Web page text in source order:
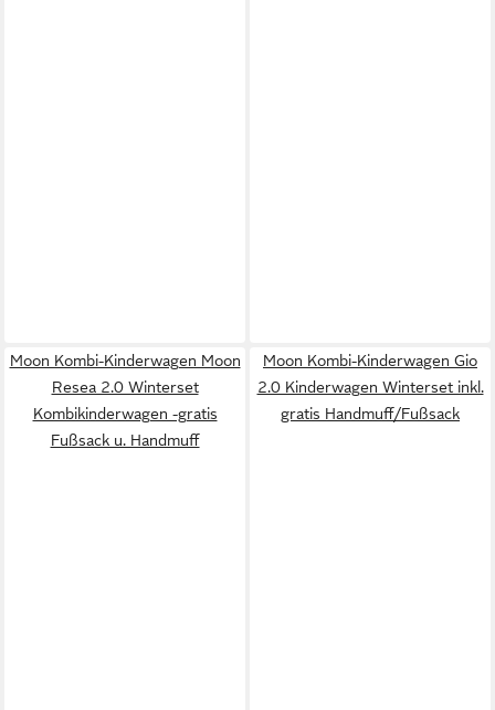
Moon Kombi-Kinderwagen Moon
Resea 2.0 Winterset
Kombikinderwagen -gratis
Fußsack u. Handmuff
Moon Kombi-Kinderwagen Gio
2.0 Kinderwagen Winterset inkl.
gratis Handmuff/Fußsack